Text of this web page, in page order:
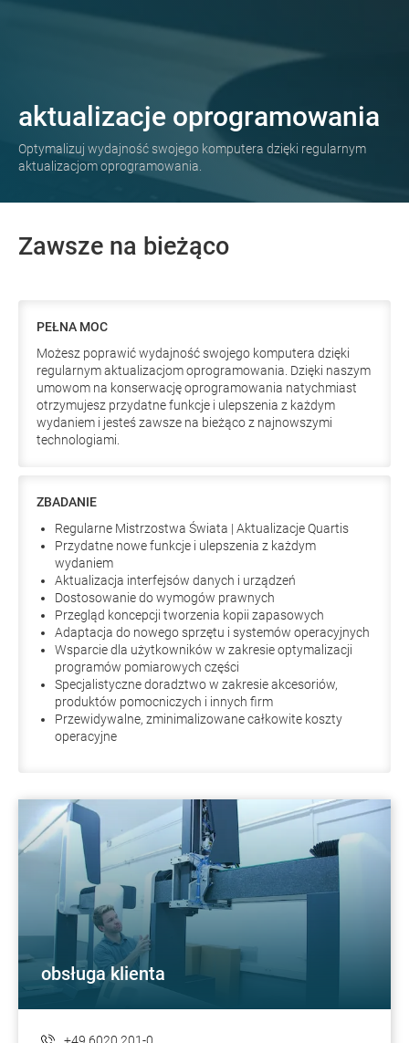
aktualizacje oprogramowania
Optymalizuj wydajność swojego komputera dzięki regularnym
aktualizacjom oprogramowania.
Zawsze na bieżąco
PEŁNA MOC
Możesz poprawić wydajność swojego komputera dzięki
regularnym aktualizacjom oprogramowania. Dzięki naszym
umowom na konserwację oprogramowania natychmiast
otrzymujesz przydatne funkcje i ulepszenia z każdym
wydaniem i jesteś zawsze na bieżąco z najnowszymi
technologiami.
ZBADANIE
Regularne Mistrzostwa Świata | Aktualizacje Quartis
Przydatne nowe funkcje i ulepszenia z każdym
wydaniem
Aktualizacja interfejsów danych i urządzeń
Dostosowanie do wymogów prawnych
Przegląd koncepcji tworzenia kopii zapasowych
Adaptacja do nowego sprzętu i systemów operacyjnych
Wsparcie dla użytkowników w zakresie optymalizacji
programów pomiarowych części
Specjalistyczne doradztwo w zakresie akcesoriów,
produktów pomocniczych i innych firm
Przewidywalne, zminimalizowane całkowite koszty
operacyjne
obsługa klienta